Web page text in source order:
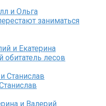
заниматься
лесов